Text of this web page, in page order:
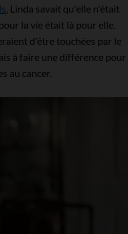
, Linda savait qu'elle n'était
la vie était là pour elle.
d'être touchées par le
à faire une différence pour
au cancer.